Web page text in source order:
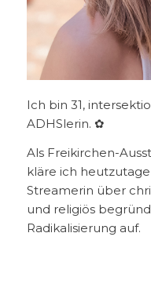
Ich bin 31,
ADHSlerin. ✿
Als Freikirchen-
kläre ich
Streamerin über
und religiös
Radikalisierung auf.